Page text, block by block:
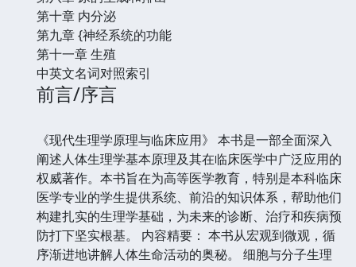
第十章 内分泌
第九章 {神经系统的功能
第十一章 生殖
中英文名词对照索引
前言/序言
《现代生理学原理与临床应用》 本书是一部全面深入
阐述人体生理学基本原理及其在临床医学中广泛应用的
权威著作。本书旨在为高等医学教育，特别是本科临床
医学专业的学生提供系统、前沿的知识体系，帮助他们
构建扎实的生理学基础，为未来的诊断、治疗和疾病预
防打下坚实根基。 内容精要： 本书从宏观到微观，循
序渐进地讲解人体生命活动的奥秘。 细胞与分子生理